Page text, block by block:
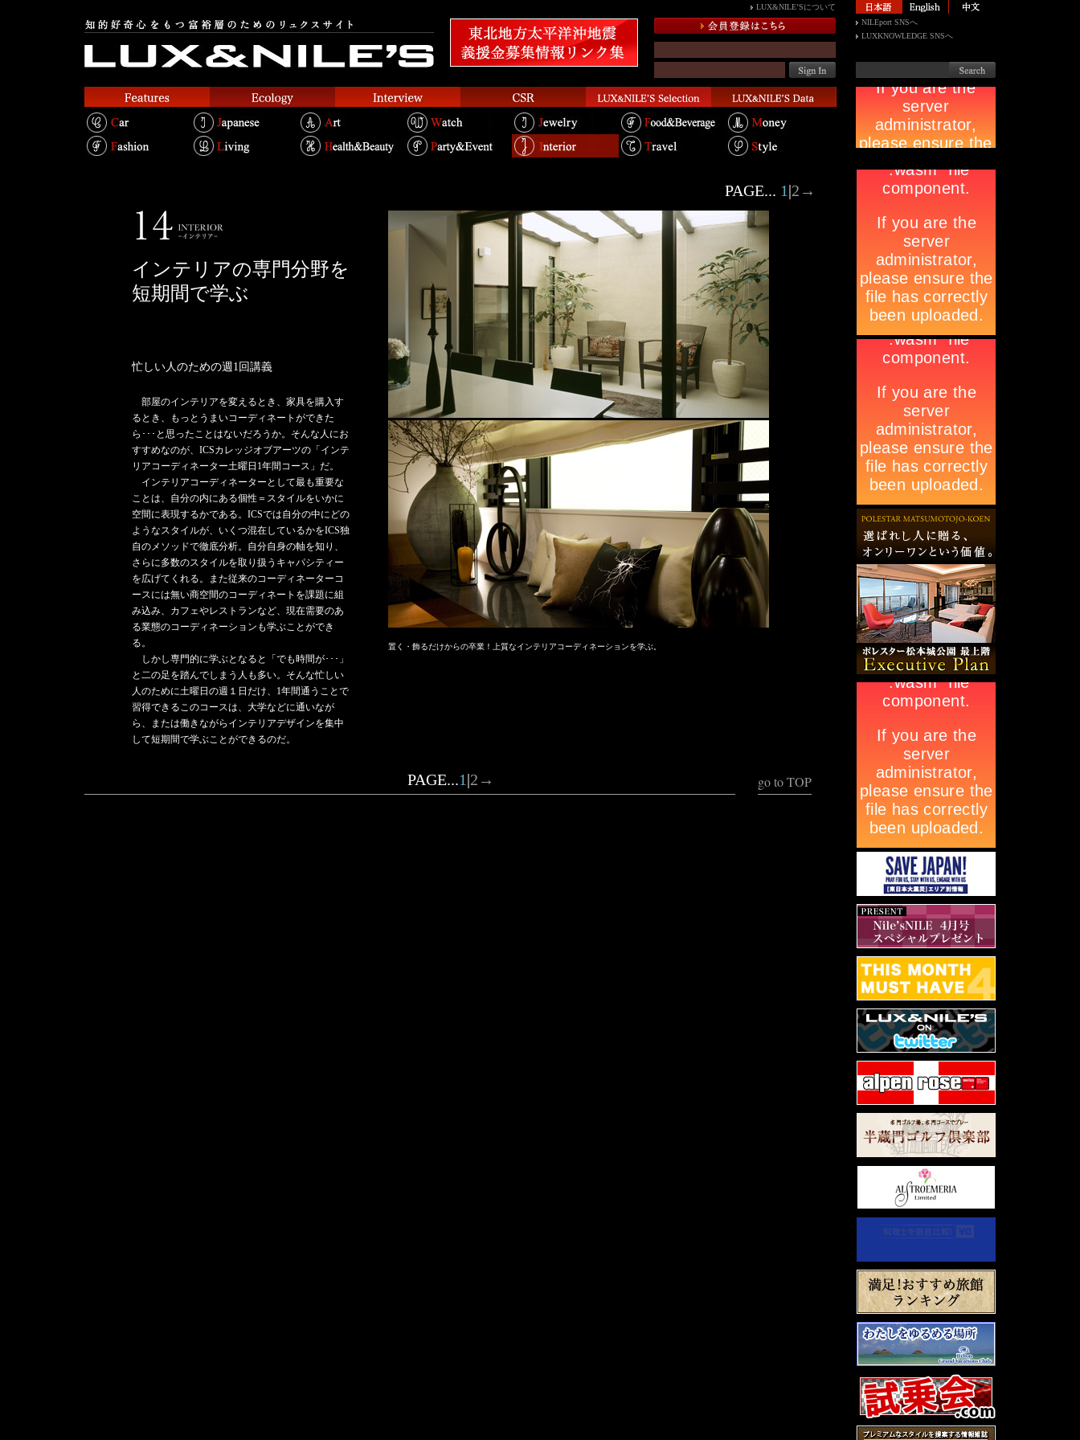
LUX&NILE’Sについて
NILEport SNSへ
LUXKNOWLEDGE SNSへ
PAGE... 1|2 →
インテリアの専門分野を
短期間で学ぶ
忙しい人のための週1回講義
部屋のインテリアを変えるとき、家具を購入す
るとき、もっとうまいコーディネートができた
ら･･･と思ったことはないだろうか。そんな人にお
すすめなのが、ICSカレッジオブアーツの「インテ
リアコーディネーター土曜日1年間コース」だ。
インテリアコーディネーターとして最も重要な
ことは、自分の内にある個性＝スタイルをいかに
空間に表現するかである。ICSでは自分の中にどの
ようなスタイルが、いくつ混在しているかをICS独
自のメソッドで徹底分析。自分自身の軸を知り、
さらに多数のスタイルを取り扱うキャパシティー
を広げてくれる。また従来のコーディネーターコ
ースには無い商空間のコーディネートを課題に組
み込み、カフェやレストランなど、現在需要のあ
る業態のコーディネーションも学ぶことができ
る。
しかし専門的に学ぶとなると「でも時間が･･･」
と二の足を踏んでしまう人も多い。そんな忙しい
人のために土曜日の週１日だけ、1年間通うことで
習得できるこのコースは、大学などに通いなが
ら、または働きながらインテリアデザインを集中
して短期間で学ぶことができるのだ。
置く・飾るだけからの卒業！上質なインテリアコーディネーションを学ぶ。
go to TOP
PAGE...1|2 →